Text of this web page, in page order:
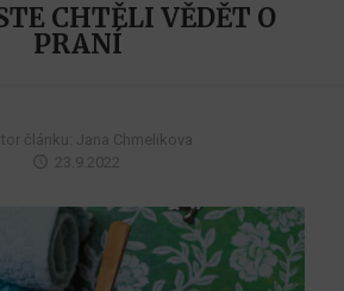
CHTĚLI VĚDĚT O
PRANÍ
článku: Jana Chmelikova
23.9.2022